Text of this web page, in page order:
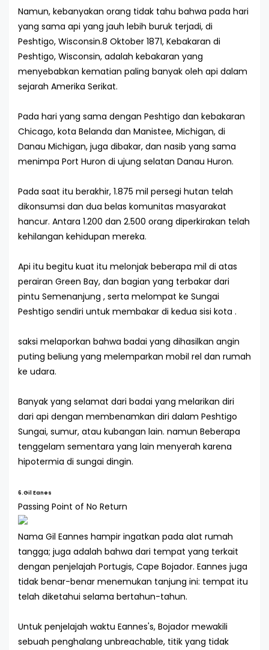
Namun, kebanyakan orang tidak tahu bahwa pada hari
yang sama api yang jauh lebih buruk terjadi, di
Peshtigo, Wisconsin.8 Oktober 1871, Kebakaran di
Peshtigo, Wisconsin, adalah kebakaran yang
menyebabkan kematian paling banyak oleh api dalam
sejarah Amerika Serikat.
Pada hari yang sama dengan Peshtigo dan kebakaran
Chicago, kota Belanda dan Manistee, Michigan, di
Danau Michigan, juga dibakar, dan nasib yang sama
menimpa Port Huron di ujung selatan Danau Huron.
Pada saat itu berakhir, 1.875 mil persegi hutan telah
dikonsumsi dan dua belas komunitas masyarakat
hancur. Antara 1.200 dan 2.500 orang diperkirakan telah
kehilangan kehidupan mereka.
Api itu begitu kuat itu melonjak beberapa mil di atas
perairan Green Bay, dan bagian yang terbakar dari
pintu Semenanjung , serta melompat ke Sungai
Peshtigo sendiri untuk membakar di kedua sisi kota .
saksi melaporkan bahwa badai yang dihasilkan angin
puting beliung yang melemparkan mobil rel dan rumah
ke udara.
Banyak yang selamat dari badai yang melarikan diri
dari api dengan membenamkan diri dalam Peshtigo
Sungai, sumur, atau kubangan lain. namun Beberapa
tenggelam sementara yang lain menyerah karena
hipotermia di sungai dingin.
6.Gil Eanes
Passing Point of No Return
Nama Gil Eannes hampir ingatkan pada alat rumah
tangga; juga adalah bahwa dari tempat yang terkait
dengan penjelajah Portugis, Cape Bojador. Eannes juga
tidak benar-benar menemukan tanjung ini: tempat itu
telah diketahui selama bertahun-tahun.
Untuk penjelajah waktu Eannes's, Bojador mewakili
sebuah penghalang unbreachable, titik yang tidak